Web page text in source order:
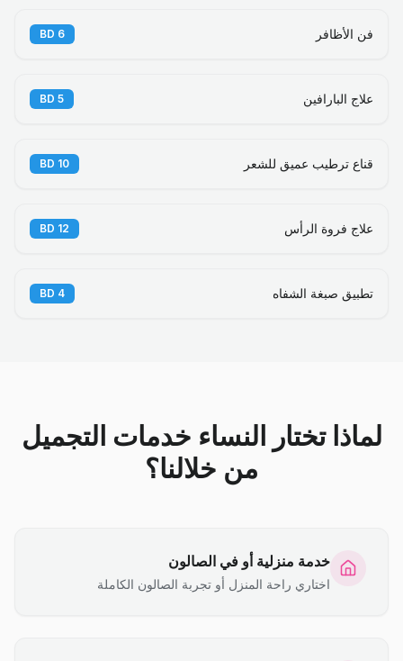
فن الأظافر 6
BD
علاج البارافين 5
BD
قناع ترطيب عميق للشعر 10
BD
علاج فروة الرأس 12
BD
تطبيق صبغة الشفاه 4
BD
لماذا تختار النساء خدمات التجميل
من خلالنا؟
خدمة منزلية أو في الصالون
اختاري راحة المنزل أو تجربة الصالون الكاملة